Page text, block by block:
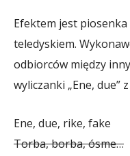
Efektem jest piosenka
teledyskiem.
odbiorców między
wyliczanki „Ene,
Ene, due, rike, fake
Torba, borba, ósme…